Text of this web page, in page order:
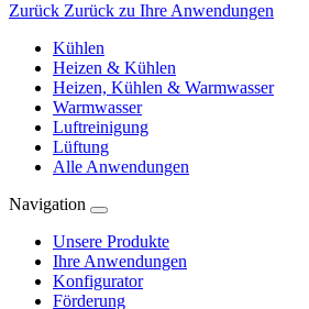
Zurück Zurück zu Ihre Anwendungen
Kühlen
Heizen & Kühlen
Heizen, Kühlen & Warmwasser
Warmwasser
Luftreinigung
Lüftung
Alle Anwendungen
Navigation
Unsere Produkte
Ihre Anwendungen
Konfigurator
Förderung